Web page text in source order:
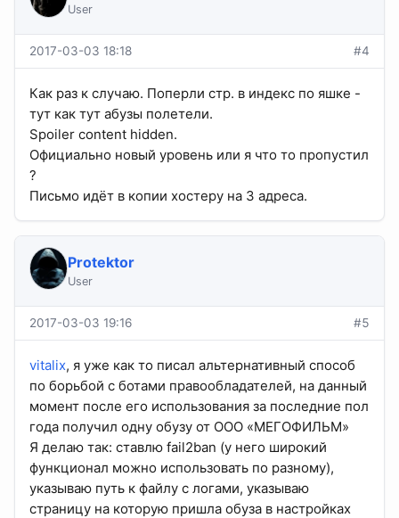
User
2017-03-03 18:18 #4
Как раз к случаю. Поперли стр. в индекс по яшке -
тут как тут абузы полетели.
Spoiler content hidden.
Официально новый уровень или я что то пропустил
?
Письмо идёт в копии хостеру на 3 адреса.
Protektor
User
2017-03-03 19:16 #5
vitalix, я уже как то писал альтернативный способ
по борьбой с ботами правообладателей, на данный
момент после его использования за последние пол
года получил одну обузу от ООО «МЕГОФИЛЬМ»
Я делаю так: ставлю fail2ban (у него широкий
функционал можно использовать по разному),
указываю путь к файлу с логами, указываю
страницу на которую пришла обуза в настройках